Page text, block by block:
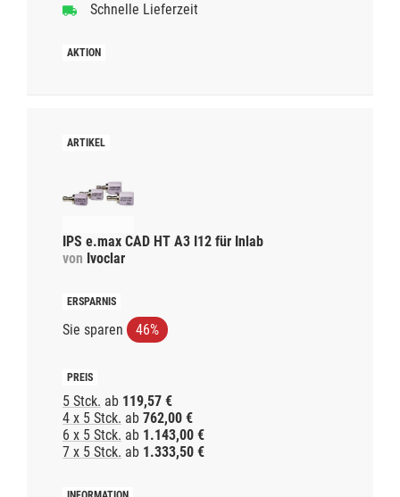
Schnelle Lieferzeit
IPS e.max CAD HT A3 I12 für Inlab
von Ivoclar
Sie sparen 46%
5 Stck. ab 119,57 €
4 x 5 Stck. ab 762,00 €
6 x 5 Stck. ab 1.143,00 €
7 x 5 Stck. ab 1.333,50 €